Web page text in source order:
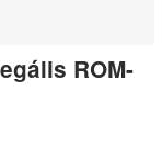
ROM-